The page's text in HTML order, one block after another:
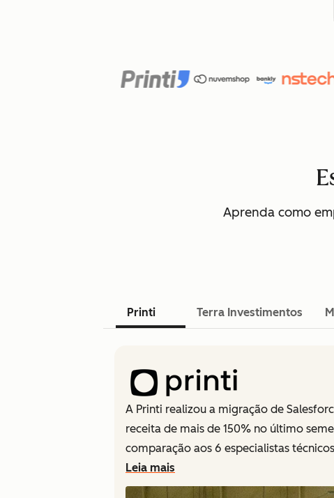
Aprenda como
Printi Terra Investimentos
A Printi realizou a migração de
receita de mais de 150% no último
comparação aos 6 especialistas
Leia mais